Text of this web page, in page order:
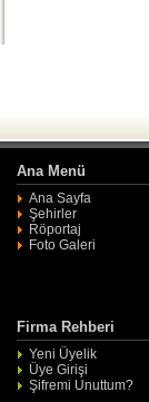
Ana Menü
Ana Sayfa
Şehirler
Röportaj
Foto Galeri
Firma Rehberi
Yeni Üyelik
Üye Girişi
Şifremi Unuttum?